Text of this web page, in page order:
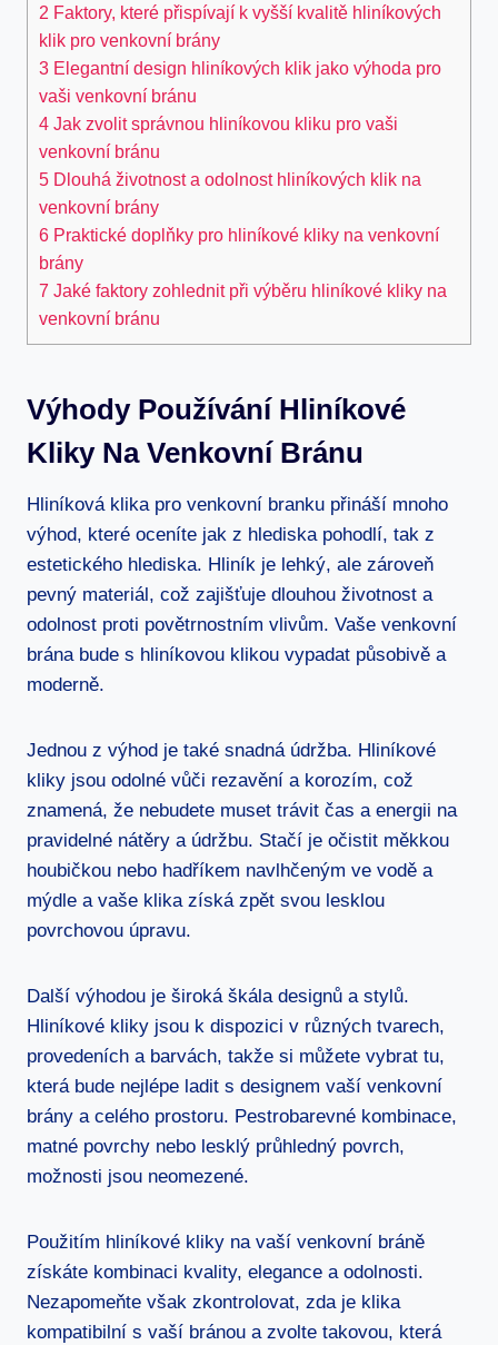
2 Faktory, které přispívají k vyšší kvalitě hliníkových
klik pro venkovní brány
3 Elegantní design hliníkových klik jako výhoda‍ pro
vaši venkovní bránu
4 Jak zvolit správnou hliníkovou kliku pro vaši
venkovní bránu
5 Dlouhá životnost⁢ a odolnost hliníkových klik na
venkovní brány
6 Praktické doplňky pro hliníkové kliky ‌na venkovní
brány
7 Jaké faktory zohlednit při výběru‍ hliníkové kliky na
⁢venkovní bránu
Výhody​ Používání‍ Hliníkové
Kliky Na Venkovní Bránu
Hliníková⁤ klika pro venkovní branku ⁣přináší mnoho
výhod, které oceníte jak z hlediska pohodlí, tak z
estetického hlediska. Hliník je lehký, ale‌ zároveň
pevný materiál, což zajišťuje dlouhou životnost a
odolnost proti povětrnostním ⁢vlivům. Vaše venkovní
brána bude s hliníkovou klikou vypadat působivě a
moderně.
Jednou ‌z výhod je také snadná údržba. ‍Hliníkové
kliky jsou odolné vůči rezavění ⁣a korozím, což
znamená, že nebudete‌ muset trávit čas a​ energii⁣ na
pravidelné nátěry a údržbu. Stačí ‍je očistit měkkou
houbičkou nebo ⁢hadříkem navlhčeným ve vodě a
mýdle a ⁢vaše klika získá zpět svou lesklou
povrchovou úpravu.
Další ‍výhodou je široká škála designů a stylů.
Hliníkové kliky jsou k dispozici v​ různých tvarech,
provedeních a⁢ barvách, takže si můžete vybrat tu,⁢
která bude ‌nejlépe⁣ ladit s designem vaší venkovní
brány a celého prostoru. Pestrobarevné kombinace,
matné povrchy nebo lesklý‍ průhledný povrch,
možnosti jsou neomezené.
Použitím‌ hliníkové kliky na vaší venkovní⁤ bráně
získáte kombinaci kvality, elegance a odolnosti.
Nezapomeňte však zkontrolovat, zda je klika
kompatibilní s vaší bránou‍ a zvolte takovou, která